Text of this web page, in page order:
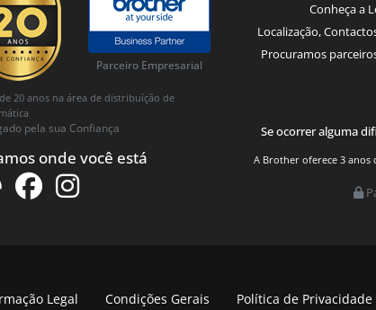
Parceiro Empresarial
20 anos na área de distribuíção de
pela sua Confiança
onde você está
Conheça a
Localização,
Procuramos
Se ocorrer alguma
A Brother oferece 3 anos
Legal Condições Gerais Política de Privacidade